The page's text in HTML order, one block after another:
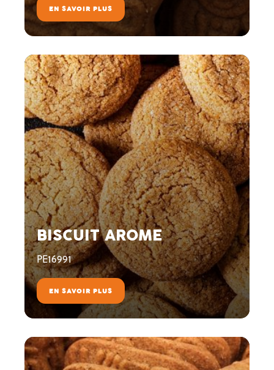
EN SAVOIR PLUS
BISCUIT AROME
PE16991
EN SAVOIR PLUS